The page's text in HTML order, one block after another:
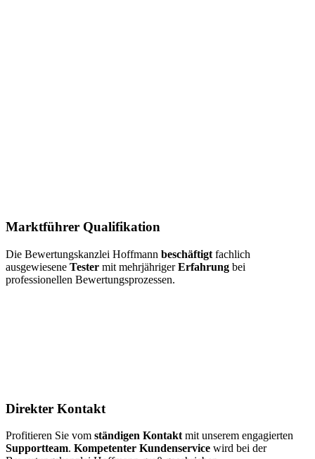
Marktführer Qualifikation
Die Bewertungskanzlei Hoffmann beschäftigt fachlich
ausgewiesene Tester mit mehrjährigerErfahrung bei
professionellen Bewertungsprozessen.
Direkter Kontakt
Profitieren Sie vom ständigen Kontaktmit unserem engagierten
Supportteam. Kompetenter Kundenservice wird bei der